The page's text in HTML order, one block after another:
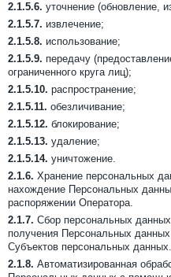
2.1.5.6. уточнение (обновление,
2.1.5.7. извлечение;
2.1.5.8. использование;
2.1.5.9. передачу
ограниченного круга лиц);
2.1.5.10. распространение;
2.1.5.11. обезличивание;
2.1.5.12. блокирование;
2.1.5.13. удаление;
2.1.5.14. уничтожение.
2.1.6. Хранение персональных
нахождение Персональных
распоряжении Оператора.
2.1.7. Сбор персональных
получения Персональных
Субъектов персональных данных.
2.1.8. Автоматизированная